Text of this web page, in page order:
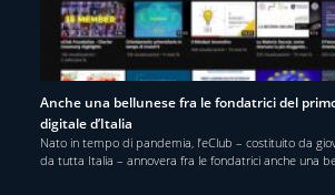
Anche una bellunese fra le fondatrici del
digitale d’Italia
Nato in tempo di pandemia, l’eClub – costituito da
da tutta Italia – annovera fra le fondatrici anche una